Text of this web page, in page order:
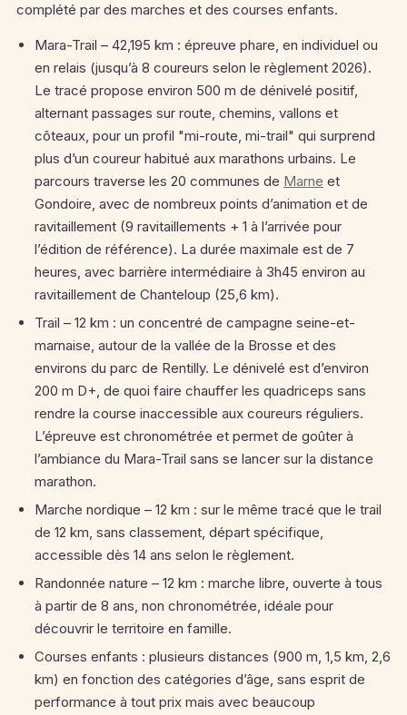
complété par des marches et des courses enfants.
Mara-Trail – 42,195 km : épreuve phare, en individuel ou
en relais (jusqu’à 8 coureurs selon le règlement 2026).
Le tracé propose environ 500 m de dénivelé positif,
alternant passages sur route, chemins, vallons et
côteaux, pour un profil "mi-route, mi-trail" qui surprend
plus d’un coureur habitué aux marathons urbains. Le
parcours traverse les 20 communes de Marne et
Gondoire, avec de nombreux points d’animation et de
ravitaillement (9 ravitaillements + 1 à l’arrivée pour
l’édition de référence). La durée maximale est de 7
heures, avec barrière intermédiaire à 3h45 environ au
ravitaillement de Chanteloup (25,6 km).
Trail – 12 km : un concentré de campagne seine-et-
marnaise, autour de la vallée de la Brosse et des
environs du parc de Rentilly. Le dénivelé est d’environ
200 m D+, de quoi faire chauffer les quadriceps sans
rendre la course inaccessible aux coureurs réguliers.
L’épreuve est chronométrée et permet de goûter à
l’ambiance du Mara-Trail sans se lancer sur la distance
marathon.
Marche nordique – 12 km : sur le même tracé que le trail
de 12 km, sans classement, départ spécifique,
accessible dès 14 ans selon le règlement.
Randonnée nature – 12 km : marche libre, ouverte à tous
à partir de 8 ans, non chronométrée, idéale pour
découvrir le territoire en famille.
Courses enfants : plusieurs distances (900 m, 1,5 km, 2,6
km) en fonction des catégories d’âge, sans esprit de
performance à tout prix mais avec beaucoup